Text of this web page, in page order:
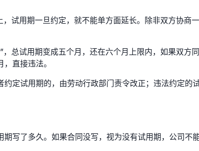
试用期一旦约定，就不能单方面延长。除非双方协
总试用期变成五个月，还在六个月上限内，如果双
直接违法。
定试用期的，由劳动行政部门责令改正；违法约定
写了多久。如果合同没写，视为没有试用期，公司不能